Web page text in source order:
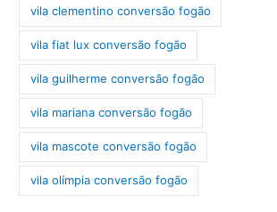
vila clementino conversão fogão
vila fiat lux conversão fogão
vila guilherme conversão fogão
vila mariana conversão fogão
vila mascote conversão fogão
vila olímpia conversão fogão